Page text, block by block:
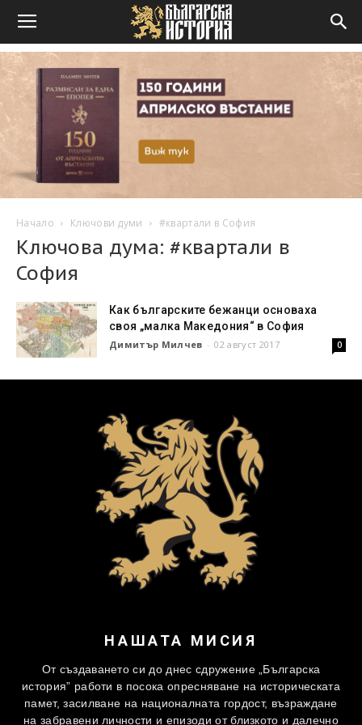
Начало Ключови думи #квартали в София
Ключова дума: #квартали в
София
Как българските бежанци основаха
своя „малка Македония“ в София
Димитър Милчев - 02 август 2017 0
НАШАТА МИСИЯ
От създаването си до днес сдружение „Българска
история” работи в посока опресняване на историческата
памет, засилване на националната гордост, възраждане
на забравени личности и епизоди от близкото и далечно